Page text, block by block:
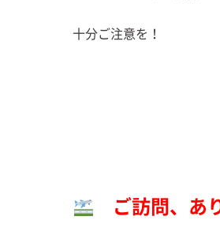
十分ご注意を！
ご訪問、あ